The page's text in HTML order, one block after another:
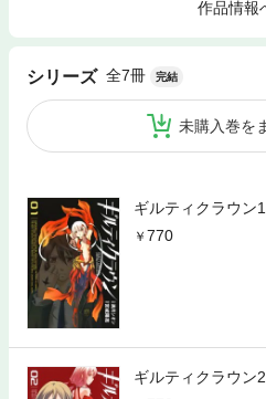
作品情報
シリーズ 全7冊 完結
未購入巻を
ギルティクラウン
770
ギルティクラウン